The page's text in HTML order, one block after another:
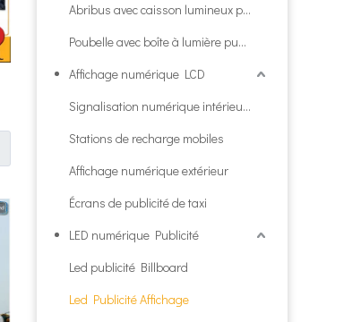
Abribus avec caisson lumineux publicitaire
Poubelle avec boîte à lumière publicitaire
Affichage numérique LCD
Signalisation numérique intérieure
Stations de recharge mobiles
Affichage numérique extérieur
Écrans de publicité de taxi
LED numérique Publicité
Led publicité Billboard
Led Publicité Affichage